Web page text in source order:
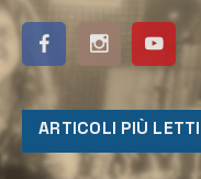
ARTICOLI PIÙ LETTI